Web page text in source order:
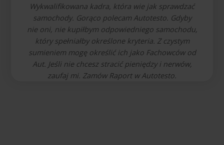
Wykwalifikowana kadra, która wie jak sprawdzać
samochody. Gorąco polecam Autotesto. Gdyby
nie oni, nie kupiłbym odpowiedniego samochodu,
który spełniałby określone kryteria. Z czystym
sumieniem mogę określić ich jako Fachowców od
Aut. Jeśli nie chcesz stracić pieniędzy i nerwów,
zaufaj mi. Zamów Raport w Autotesto.